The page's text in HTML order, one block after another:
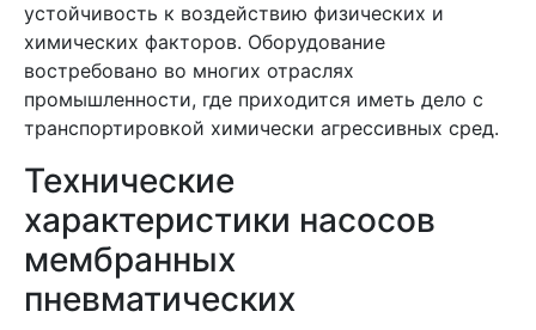
устойчивость к воздействию физических и
химических факторов. Оборудование
востребовано во многих отраслях
промышленности, где приходится иметь дело с
транспортировкой химически агрессивных сред.
Технические
характеристики насосов
мембранных
пневматических